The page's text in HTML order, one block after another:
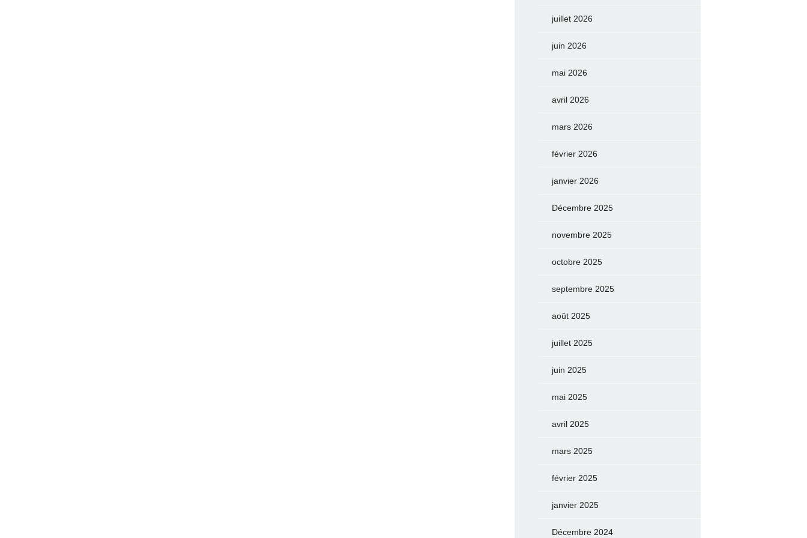
juillet 2026
juin 2026
mai 2026
avril 2026
mars 2026
février 2026
janvier 2026
Décembre 2025
novembre 2025
octobre 2025
septembre 2025
août 2025
juillet 2025
juin 2025
mai 2025
avril 2025
mars 2025
février 2025
janvier 2025
Décembre 2024